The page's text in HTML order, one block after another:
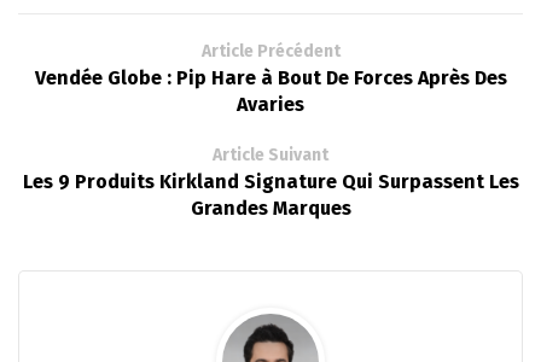
Article Précédent
Vendée Globe : Pip Hare à Bout De Forces Après Des
Avaries
Article Suivant
Les 9 Produits Kirkland Signature Qui Surpassent Les
Grandes Marques